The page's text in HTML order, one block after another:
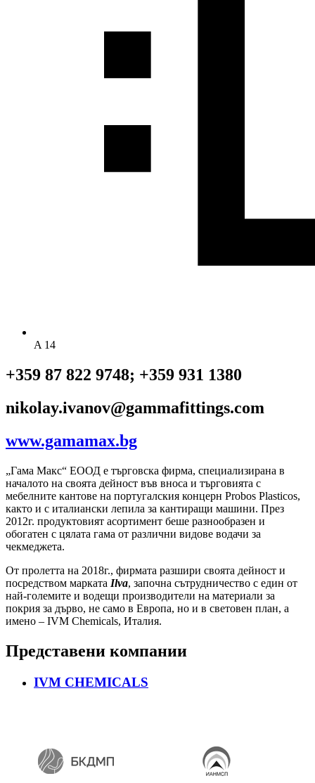
A 14
+359 87 822 9748; +359 931 1380
nikolay.ivanov@gammafittings.com
www.gamamax.bg
„Гама Макс“ ЕООД е търговска фирма, специализирана в
началото на своята дейност във вноса и търговията с
мебелните кантове на португалския концерн Probos Plasticos,
както и с италиански лепила за кантиращи машини. През
2012г. продуктовият асортимент беше разнообразен и
обогатен с цялата гама от различни видове водачи за
чекмеджета.
От пролетта на 2018г., фирмата разшири своята дейност и
посредством марката Ilva, започна сътрудничество с един от
най-големите и водещи производители на материали за
покрия за дърво, не само в Европа, но и в световен план, а
имено – IVM Chemicals, Италия.
Представени компании
IVM CHEMICALS